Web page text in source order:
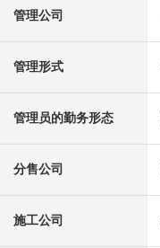
管理公司
管理形式
管理员的勤务形态
分售公司
施工公司